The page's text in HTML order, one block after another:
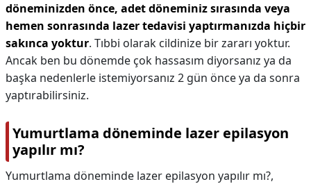
döneminizden önce, adet döneminiz sırasında veya
hemen sonrasında lazer tedavisi yaptırmanızda hiçbir
sakınca yoktur. Tıbbi olarak cildinize bir zararı yoktur.
Ancak ben bu dönemde çok hassasım diyorsanız ya da
başka nedenlerle istemiyorsanız 2 gün önce ya da sonra
yaptırabilirsiniz.
Yumurtlama döneminde lazer epilasyon
yapılır mı?
Yumurtlama döneminde lazer epilasyon yapılır mı?,